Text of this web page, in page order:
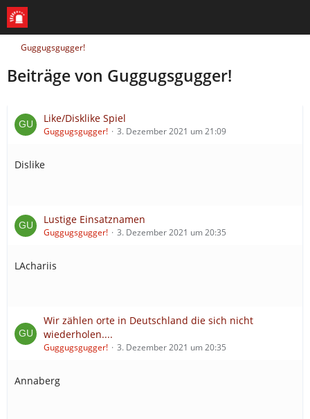
Guggugsgugger!
Beiträge von Guggugsgugger!
Like/Disklike Spiel
Guggugsgugger! 3. Dezember 2021 um 21:09
Dislike
Lustige Einsatznamen
Guggugsgugger! 3. Dezember 2021 um 20:35
LAchariis
Wir zählen orte in Deutschland die sich nicht
wiederholen....
Guggugsgugger! 3. Dezember 2021 um 20:35
Annaberg